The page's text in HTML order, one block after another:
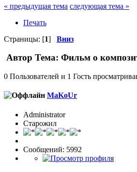
« предыдущая тема следующая тема »
Печать
Страницы: [1] Вниз
Автор Тема: Фильм о
0 Пользователей и 1 Гость
MaKoUr
Administrator
Старожил
Сообщений: 5992